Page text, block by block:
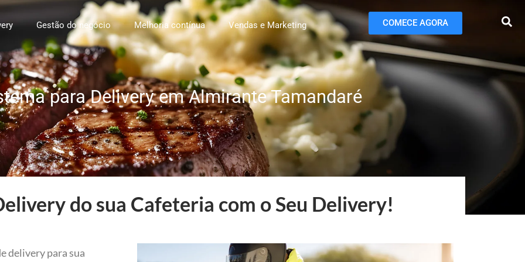
Gestão do negócio Melhoria contínua Vendas e Marketing COMECE AGORA
para Delivery em Almirante Tamandaré
do sua Cafeteria com o Seu Delivery!
delivery para sua